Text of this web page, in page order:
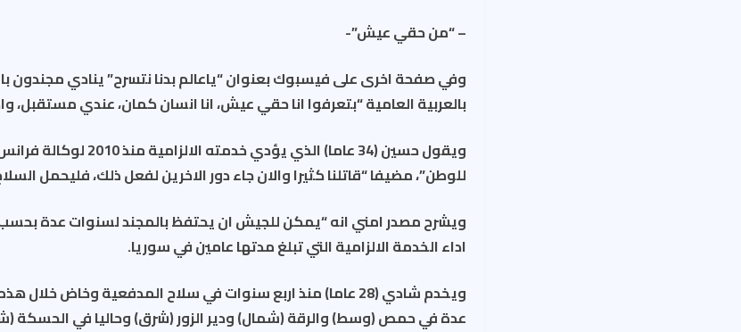
– “من حقي عيش”-
وفي صفحة اخرى على فيسبوك بعنوان “ياعالم بدنا نتسرح” ينادي مجندون
بالعربية العامية “بتعرفوا انا حقي عيش، انا انسان كمان، عندي مستقبل،
ويقول حسين (34 عاما) الذي يؤدي
للوطن”، مضيفا “قاتلنا كثيرا والان جاء دور الاخرين لفعل ذلك، فليحمل
ويشرح مصدر امني انه “يمكن للجيش ان يحتفظ بالمجند لسنوات عدة
اداء الخدمة الالزامية التي تبلغ مدتها عامين في سوريا.
ويخدم شادي (28 عاما) منذ اربع سنوات في سلاح المدفعية وخاض
عدة في حمص (وسط) والرقة (شمال) ودير الزور (شرق) وحاليا في الحسكة